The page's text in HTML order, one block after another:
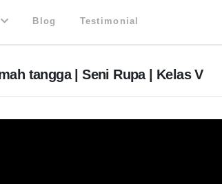
Blog Testimonial
tangga | Seni Rupa | Kelas V